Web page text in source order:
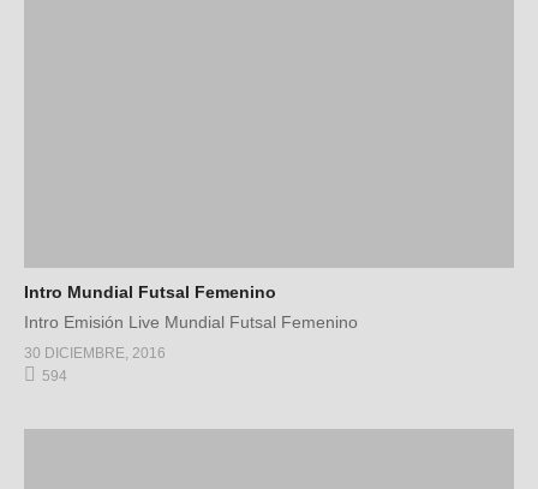
Intro Mundial Futsal Femenino
Intro Emisión Live Mundial Futsal Femenino
30 DICIEMBRE, 2016
594